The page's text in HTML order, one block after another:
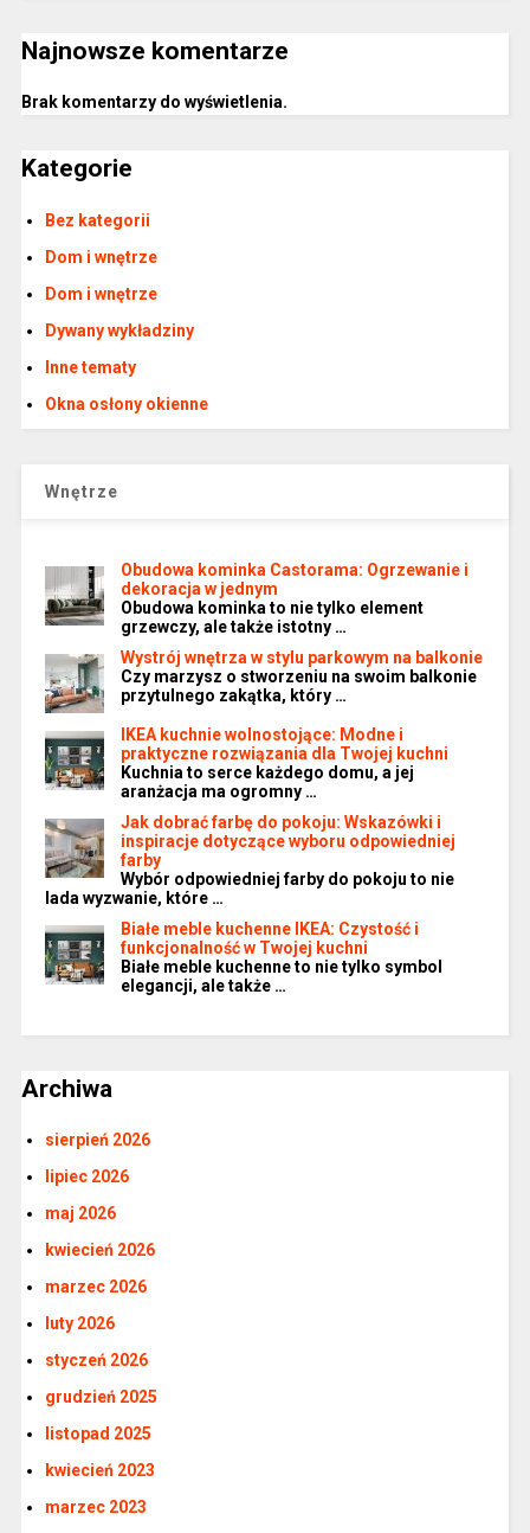
Najnowsze komentarze
Brak komentarzy do wyświetlenia.
Kategorie
Bez kategorii
Dom i wnętrze
Dom i wnętrze
Dywany wykładziny
Inne tematy
Okna osłony okienne
Wnętrze
Obudowa kominka Castorama: Ogrzewanie i
dekoracja w jednym
Obudowa kominka to nie tylko element
grzewczy, ale także istotny …
Wystrój wnętrza w stylu parkowym na balkonie
Czy marzysz o stworzeniu na swoim balkonie
przytulnego zakątka, który …
IKEA kuchnie wolnostojące: Modne i
praktyczne rozwiązania dla Twojej kuchni
Kuchnia to serce każdego domu, a jej
aranżacja ma ogromny …
Jak dobrać farbę do pokoju: Wskazówki i
inspiracje dotyczące wyboru odpowiedniej
farby
Wybór odpowiedniej farby do pokoju to nie
lada wyzwanie, które …
Białe meble kuchenne IKEA: Czystość i
funkcjonalność w Twojej kuchni
Białe meble kuchenne to nie tylko symbol
elegancji, ale także …
Archiwa
sierpień 2026
lipiec 2026
maj 2026
kwiecień 2026
marzec 2026
luty 2026
styczeń 2026
grudzień 2025
listopad 2025
kwiecień 2023
marzec 2023